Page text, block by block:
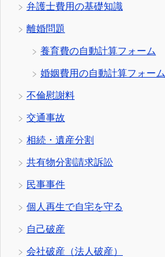
弁護士費用の基礎知識
離婚問題
養育費の自動計算フォーム
婚姻費用の自動計算フォーム
不倫慰謝料
交通事故
相続・遺産分割
共有物分割請求訴訟
民事事件
個人再生で自宅を守る
自己破産
会社破産（法人破産）